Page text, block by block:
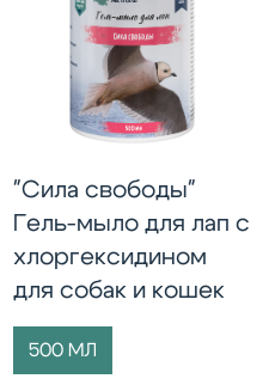
"Сила свободы"
Гель-мыло для лап с
хлоргексидином
для собак и кошек
500 МЛ